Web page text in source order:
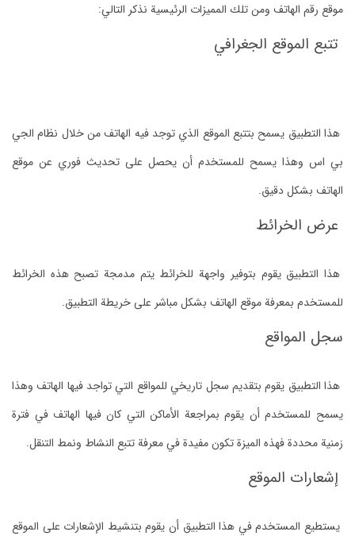
موقع رقم الهاتف ومن تلك المميزات الرئيسية نذكر التالي:
تتبع الموقع الجغرافي
هذا التطبيق يسمح بتتبع الموقع الذي توجد فيه الهاتف من خلال نظام الجي
بي اس وهذا يسمح للمستخدم أن يحصل على تحديث فوري عن موقع
الهاتف بشكل دقيق.
عرض الخرائط
هذا التطبيق يقوم بتوفير واجهة للخرائط يتم مدمجة تصبح هذه الخرائط
للمستخدم بمعرفة موقع الهاتف بشكل مباشر على خريطة التطبيق.
سجل المواقع
هذا التطبيق يقوم بتقديم سجل تاريخي للمواقع التي تواجد فيها الهاتف وهذا
يسمح للمستخدم أن يقوم بمراجعة الأماكن التي كان فيها الهاتف في فترة
زمنية محددة فهذه الميزة تكون مفيدة في معرفة تتبع النشاط ونمط التنقل.
إشعارات الموقع
يستطيع المستخدم في هذا التطبيق أن يقوم بتنشيط الإشعارات على الموقع